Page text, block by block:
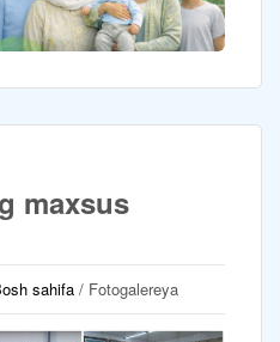
maxsus
sahifa / Fotogalereya